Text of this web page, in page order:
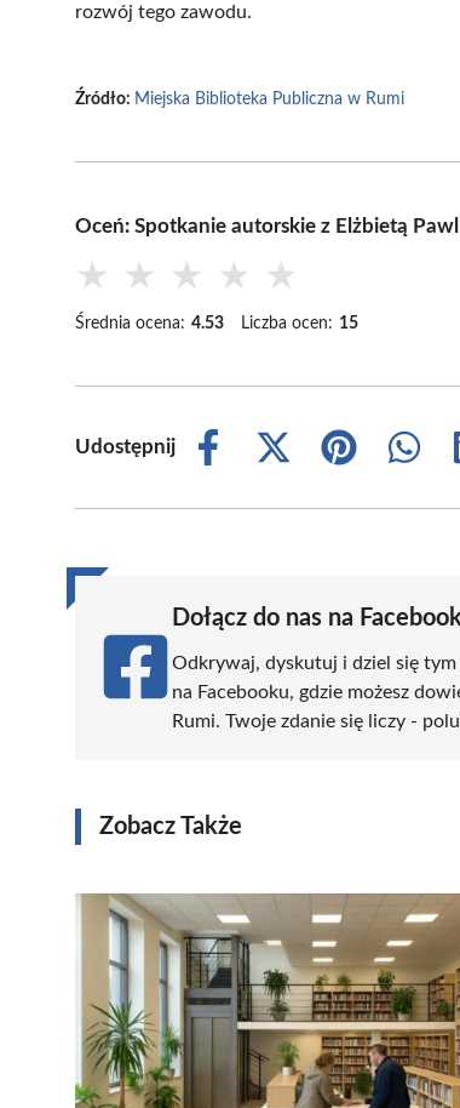
rozwój tego zawodu.
Źródło: Miejska Biblioteka Publiczna w Rumi
Oceń: Spotkanie autorskie z Elżbietą
★ ★ ★ ★ ★
Średnia ocena: 4.53 Liczba ocen: 15
Udostępnij
Share
Share
(Twitter)
Share
Share
Dołącz do nas na
Odkrywaj, dyskutuj i dziel się tym
na Facebooku, gdzie możesz
Rumi. Twoje zdanie się liczy -
Zobacz Także